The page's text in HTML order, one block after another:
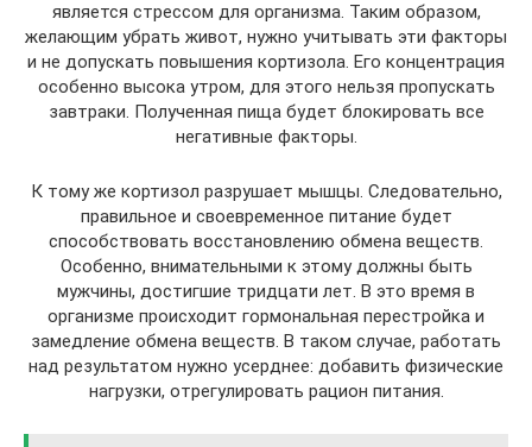
является стрессом для организма. Таким образом,
желающим убрать живот, нужно учитывать эти факторы
и не допускать повышения кортизола. Его концентрация
особенно высока утром, для этого нельзя пропускать
завтраки. Полученная пища будет блокировать все
негативные факторы.
К тому же кортизол разрушает мышцы. Следовательно,
правильное и своевременное питание будет
способствовать восстановлению обмена веществ.
Особенно, внимательными к этому должны быть
мужчины, достигшие тридцати лет. В это время в
организме происходит гормональная перестройка и
замедление обмена веществ. В таком случае, работать
над результатом нужно усерднее: добавить физические
нагрузки, отрегулировать рацион питания.